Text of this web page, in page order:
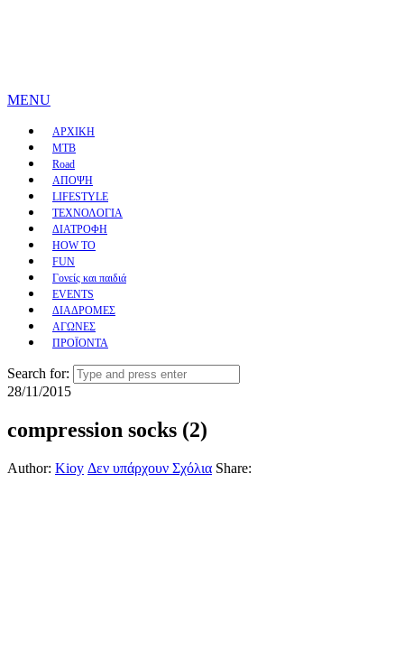
MENU
ΑΡΧΙΚΗ
MTB
Road
ΑΠΟΨΗ
LIFESTYLE
ΤΕΧΝΟΛΟΓΙΑ
ΔΙΑΤΡΟΦΗ
HOW TO
FUN
Γονείς και παιδιά
EVENTS
ΔΙΑΔΡΟΜΕΣ
ΑΓΩΝΕΣ
ΠΡΟΪΟΝΤΑ
Search for:
28/11/2015
compression socks (2)
Author: Kioy Δεν υπάρχουν Σχόλια Share: